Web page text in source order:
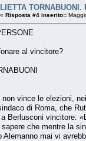
LIETTA
« Risposta #4 inserito::
al vincitore?
non vince le elezioni,
di Roma, che
Berlusconi vincitore:
sapere che mentre la
Alemanno mai vi